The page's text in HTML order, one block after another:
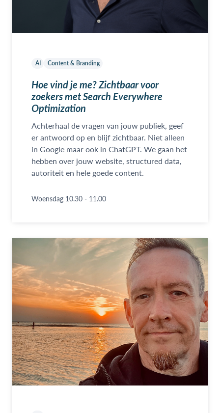
AI Content & Branding
Hoe vind je me? Zichtbaar voor
zoekers met Search Everywhere
Optimization
Achterhaal de vragen van jouw publiek, geef
er antwoord op en blijf zichtbaar. Niet alleen
in Google maar ook in ChatGPT. We gaan het
hebben over jouw website, structured data,
autoriteit en hele goede content.
Woensdag 10.30 - 11.00